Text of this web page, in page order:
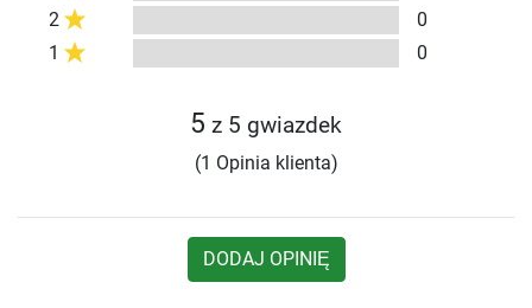
2
0
1
0
5 z 5 gwiazdek
(1 Opinia klienta)
DODAJ OPINIĘ